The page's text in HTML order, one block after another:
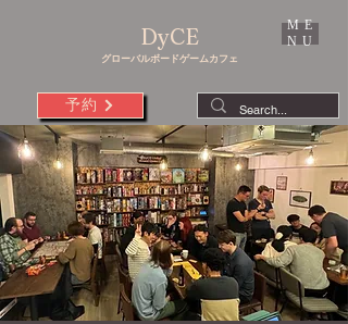
DyCE
グローバルボードゲームカフェ
予約
ME
NU